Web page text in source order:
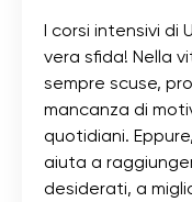
I corsi intensivi di
vera sfida! Nella
sempre scuse,
mancanza di
quotidiani.
aiuta a
desiderati, a